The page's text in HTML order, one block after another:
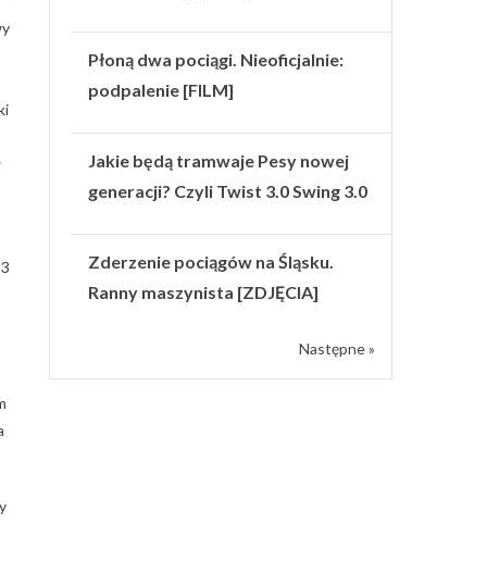
Płoną dwa pociągi. Nieoficjalnie:
podpalenie [FILM]
Jakie będą tramwaje Pesy nowej
generacji? Czyli Twist 3.0 Swing 3.0
Zderzenie pociągów na Śląsku.
Ranny maszynista [ZDJĘCIA]
Następne »